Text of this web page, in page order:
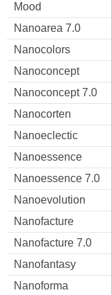
Mood
Nanoarea 7.0
Nanocolors
Nanoconcept
Nanoconcept 7.0
Nanocorten
Nanoeclectic
Nanoessence
Nanoessence 7.0
Nanoevolution
Nanofacture
Nanofacture 7.0
Nanofantasy
Nanoforma